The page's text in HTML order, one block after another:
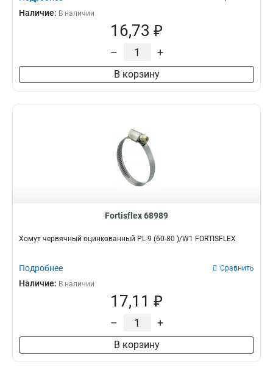
Наличие: В наличии
16,73 ₽
– +
В корзину
Fortisflex 68989
Хомут червячный оцинкованный PL-9 (60-80 )/W1 FORTISFLEX
Подробнее Сравнить
Наличие: В наличии
17,11 ₽
– +
В корзину